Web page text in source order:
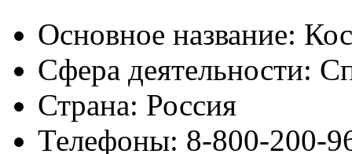
Основное название:
Сфера деятельности:
Страна: Россия
Телефоны: 8-800-200-